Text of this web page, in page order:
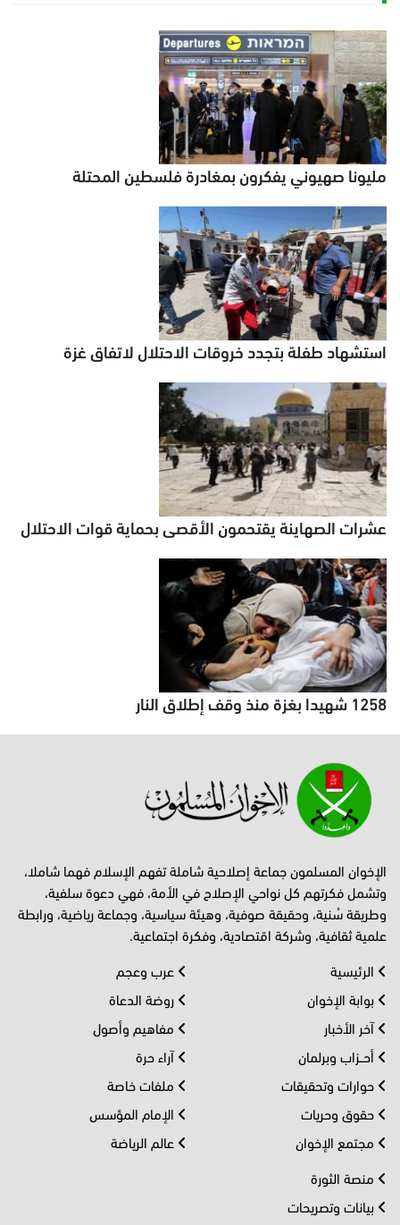
مليونا صهيوني يفكرون بمغادرة فلسطين المحتلة
استشهاد طفلة بتجدد خروقات الاحتلال لاتفاق غزة
عشرات الصهاينة يقتحمون الأقصى بحماية قوات الاحتلال
1258 شهيدا بغزة منذ وقف إطلاق النار
الإخوان المسلمون جماعة إصلاحية شاملة تفهم الإسلام فهما شاملا،
وتشمل فكرتهم كل نواحي الإصلاح في الأمة، فهي دعوة سلفية،
وطريقة سُنية، وحقيقة صوفية، وهيئة سياسية، وجماعة رياضية، ورابطة
علمية ثقافية، وشركة اقتصادية، وفكرة اجتماعية.
الرئيسية
بوابة الإخوان
آخر الأخبار
أحــزاب وبرلمان
حوارات وتحقيقات
حقوق وحريات
مجتمع الإخوان
عرب وعجم
روضة الدعاة
مفاهيم وأصول
آراء حرة
ملفات خاصة
الإمام المؤسس
عالم الرياضة
منصة الثورة
بيانات وتصريحات